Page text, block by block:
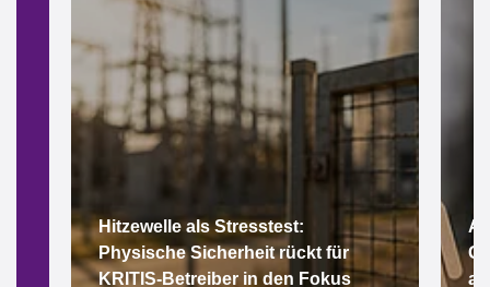
Hitzewelle als Stresstest:
Physische Sicherheit rückt für
KRITIS-Betreiber in den Fokus